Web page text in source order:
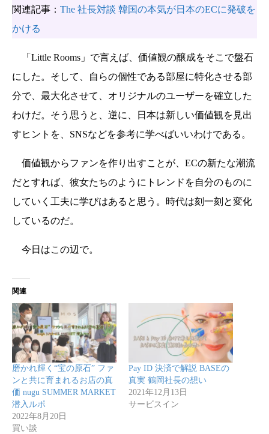
関連記事： The 社長対談 韓国の本気が日本のECに発破を
かける
「Little Rooms」で言えば、価値観の醸成をそこで盤石
にした。そして、自らの個性である部屋に特化させる部
分で、最大化させて、オリジナルのユーザーを確立した
わけだ。そう思うと、逆に、日本は新しい価値観を見出
すヒントを、SNSなどを参考に学べばいいわけである。
価値観からファンを作り出すことが、ECの新たな潮流
だとすれば、彼女たちのようにトレンドを自分のものに
していく工夫に学びはあると思う。時代は刻一刻と変化
しているのだ。
今日はこの辺で。
関連
磨かれ輝く“宝の原石” ファ
ンと共に育まれるお店の真
価 nugu SUMMER MARKET
潜入ルポ
2022年8月20日
買い談
Pay ID 決済で解説 BASEの
真実 鶴岡社長の想い
2021年12月13日
サービスイン